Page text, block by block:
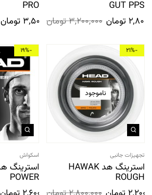
GUT PPS
3,200,000تومان تومان
PRO
3,500,000 تومان
-21%
ناموجود
تجهیزات جانبی
استرینگ هد HAWAK
ROUGH
-19%
اسکواش
POWER